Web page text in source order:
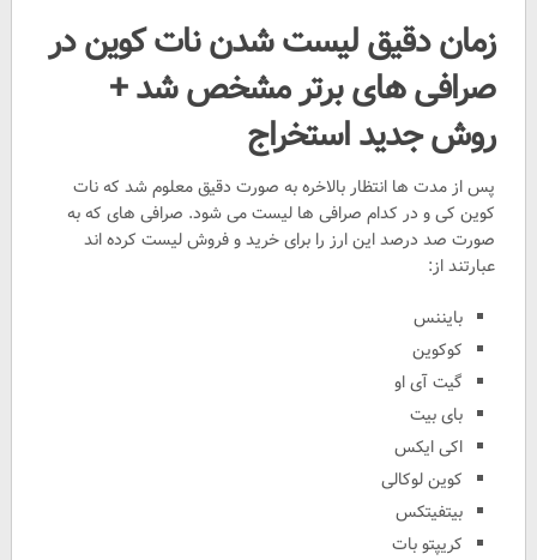
زمان دقیق لیست شدن نات کوین در
صرافی های برتر مشخص شد +
روش جدید استخراج
پس از مدت ها انتظار بالاخره به صورت دقیق معلوم شد که نات
کوین کی و در کدام صرافی ها لیست می شود. صرافی های که به
صورت صد درصد این ارز را برای خرید و فروش لیست کرده اند
عبارتند از:
بایننس
کوکوین
گیت آی او
بای بیت
اکی ایکس
کوین لوکالی
بیتفیتکس
کریپتو بات